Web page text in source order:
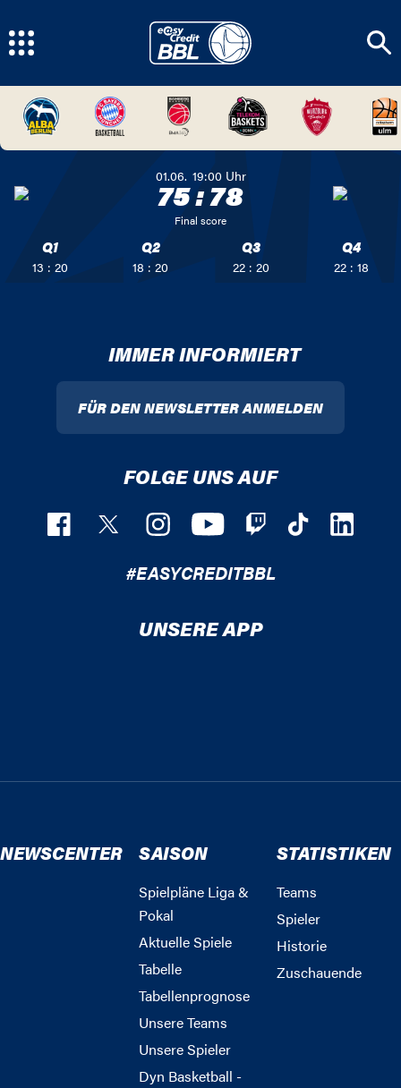
01.06. 19:00 Uhr
75:78
Final score
Q1
13 : 20
Q2
18 : 20
Q3
22 : 20
Q4
22 : 18
IMMER INFORMIERT
FÜR DEN NEWSLETTER ANMELDEN
FOLGE UNS AUF
#EASYCREDITBBL
UNSERE APP
NEWSCENTER SAISON
Spielpläne Liga &
Pokal
Aktuelle Spiele
Tabelle
Tabellenprognose
Unsere Teams
Unsere Spieler
Dyn Basketball -
STATISTIKEN
Teams
Spieler
Historie
Zuschauende